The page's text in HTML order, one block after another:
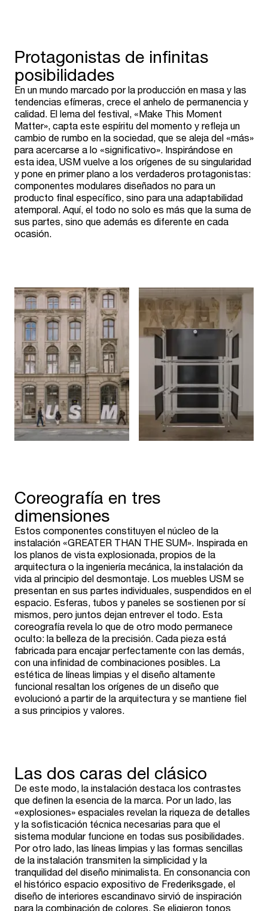
Protagonistas de infinitas
posibilidades
En un mundo marcado por la producción en masa y las
tendencias efímeras, crece el anhelo de permanencia y
calidad. El lema del festival, «Make This Moment
Matter», capta este espíritu del momento y refleja un
cambio de rumbo en la sociedad, que se aleja del «más»
para acercarse a lo «significativo». Inspirándose en
esta idea, USM vuelve a los orígenes de su singularidad
y pone en primer plano a los verdaderos protagonistas:
componentes modulares diseñados no para un
producto final específico, sino para una adaptabilidad
atemporal. Aquí, el todo no solo es más que la suma de
sus partes, sino que además es diferente en cada
ocasión.
Coreografía en tres
dimensiones
Estos componentes constituyen el núcleo de la
instalación «GREATER THAN THE SUM». Inspirada en
los planos de vista explosionada, propios de la
arquitectura o la ingeniería mecánica, la instalación da
vida al principio del desmontaje. Los muebles USM se
presentan en sus partes individuales, suspendidos en el
espacio. Esferas, tubos y paneles se sostienen por sí
mismos, pero juntos dejan entrever el todo. Esta
coreografía revela lo que de otro modo permanece
oculto: la belleza de la precisión. Cada pieza está
fabricada para encajar perfectamente con las demás,
con una infinidad de combinaciones posibles. La
estética de líneas limpias y el diseño altamente
funcional resaltan los orígenes de un diseño que
evolucionó a partir de la arquitectura y se mantiene fiel
a sus principios y valores.
Las dos caras del clásico
De este modo, la instalación destaca los contrastes
que definen la esencia de la marca. Por un lado, las
«explosiones» espaciales revelan la riqueza de detalles
y la sofisticación técnica necesarias para que el
sistema modular funcione en todas sus posibilidades.
Por otro lado, las líneas limpias y las formas sencillas
de la instalación transmiten la simplicidad y la
tranquilidad del diseño minimalista. En consonancia con
el histórico espacio expositivo de Frederiksgade, el
diseño de interiores escandinavo sirvió de inspiración
para la combinación de colores. Se eligieron tonos